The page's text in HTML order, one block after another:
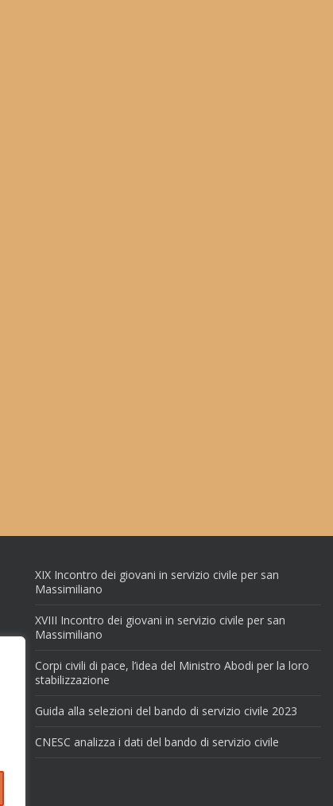
XIX Incontro dei giovani in servizio civile per san
Massimiliano
XVIII Incontro dei giovani in servizio civile per san
Massimiliano
Corpi civili di pace, l’idea del Ministro Abodi per la loro
stabilizzazione
Guida alla selezioni del bando di servizio civile 2023
CNESC analizza i dati del bando di servizio civile